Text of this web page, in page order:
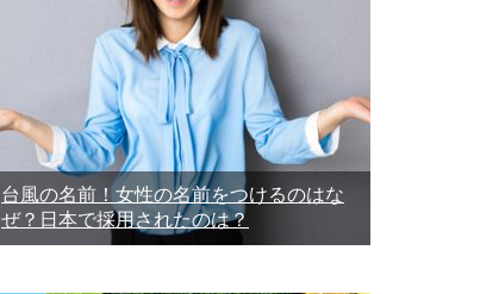
台風の名前！女性の名前をつけるのはな
ぜ？日本で採用されたのは？